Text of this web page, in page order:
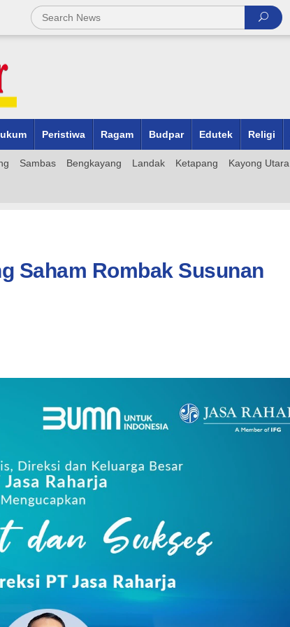
Peristiwa Ragam Budpar Edutek Religi
Sambas Bengkayang Landak Ketapang Kayong Utara
Saham Rombak Susunan